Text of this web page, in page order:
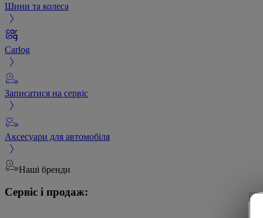
Шини та колеса
Carlog
Записатися на сервіс
Аксесуари для автомобіля
Наші бренди
Сервіс і продаж: